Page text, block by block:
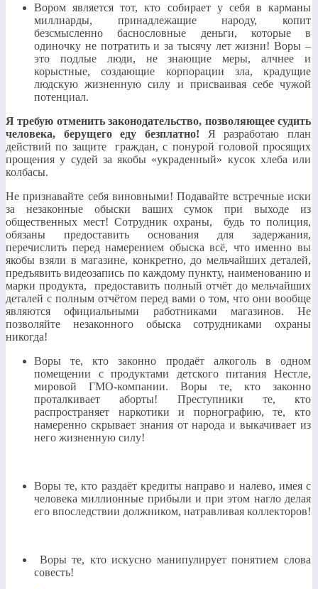
Вором является тот, кто собирает у себя в карманы
миллиарды, принадлежащие народу, копит
безсмысленно баснословные деньги, которые в
одиночку не потратить и за тысячу лет жизни! Воры –
это подлые люди, не знающие меры, алчнее и
корыстные, создающие корпорации зла, крадущие
людскую жизненную силу и присваивая себе чужой
потенциал.
Я требую отменить законодательство, позволяющее судить
человека, берущего еду безплатно! Я разработаю план
действий по защите граждан, с понурой головой просящих
прощения у судей за якобы «украденный» кусок хлеба или
колбасы.
Не признавайте себя виновными! Подавайте встречные иски
за незаконные обыски ваших сумок при выходе из
общественных мест! Сотрудник охраны, будь то полиция,
обязаны предоставить основания для задержания,
перечислить перед намерением обыска всё, что именно вы
якобы взяли в магазине, конкретно, до мельчайших деталей,
предъявить видеозапись по каждому пункту, наименованию и
марки продукта, предоставить полный отчёт до мельчайших
деталей с полным отчётом перед вами о том, что они вообще
являются официальными работниками магазинов. Не
позволяйте незаконного обыска сотрудниками охраны
никогда!
Воры те, кто законно продаёт алкоголь в одном
помещении с продуктами детского питания Нестле,
мировой ГМО-компании. Воры те, кто законно
проталкивает аборты! Преступники те, кто
распространяет наркотики и порнографию, те, кто
намеренно скрывает знания от народа и выкачивает из
него жизненную силу!
Воры те, кто раздаёт кредиты направо и налево, имея с
человека миллионные прибыли и при этом нагло делая
его впоследствии должником, натравливая коллекторов!
Воры те, кто искусно манипулирует понятием слова
совесть!